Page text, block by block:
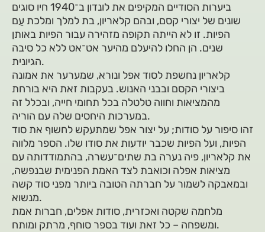
ביערות הסודיים המקיפים את לונדון ב־1940 חיו סוגים
שונים של יצורי קסם, ובהם קלאריון, בת למלך ומלכת עַם
הפיות. זו לא הייתה תקופה מזהירה עבור הפיות באותן
שנים. הן החלו להיעלם מהיער אט־אט ללא כל סיבה
הגיונית.
קלאריון נחשפת לסוד אפל ונורא, שמערער את אמונה
ביצורי הקסם ובבני האנוש. בעקבות זאת היא בורחת
מהמציאות וחווה טלטלה בכל תחומי חייה, ובכלל זה
במערכות היחסים שלה עם הוריה.
זהו סיפור על סודות; על יצור אפל שמתעקש לחשוף את סוד
הפיות, ועל הפיות שכבר יודעות את סודו שלו. הספר מלווה
את קלאריון, פיה נערה בת שתים־עשרה, בהתמודדותה עם
מציאות אפלה וכואבת לצד האמת הפנימית שבנפשה,
ובמאבקה לשמור על חברתה הטובה ביותר מפני סוד קשה
מנשוא.
מלחמה שקטה ואכזרית, סודות אפלים, חברות אמת
ומשפחה – כל זאת ועוד בספר סוחף, מרתק ומותח.